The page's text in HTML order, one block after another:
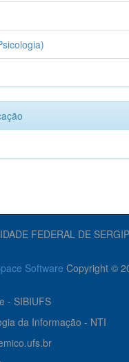
FEDERAL DE
Software Copyright ©
- SIBIUFS
da Informação - NTI